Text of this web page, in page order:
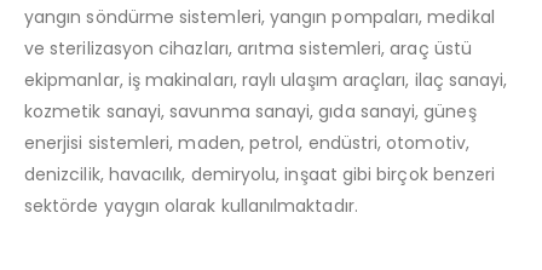
yangın söndürme sistemleri, yangın pompaları, medikal
ve sterilizasyon cihazları, arıtma sistemleri, araç üstü
ekipmanlar, iş makinaları, raylı ulaşım araçları, ilaç sanayi,
kozmetik sanayi, savunma sanayi, gıda sanayi, güneş
enerjisi sistemleri, maden, petrol, endüstri, otomotiv,
denizcilik, havacılık, demiryolu, inşaat gibi birçok benzeri
sektörde yaygın olarak kullanılmaktadır.